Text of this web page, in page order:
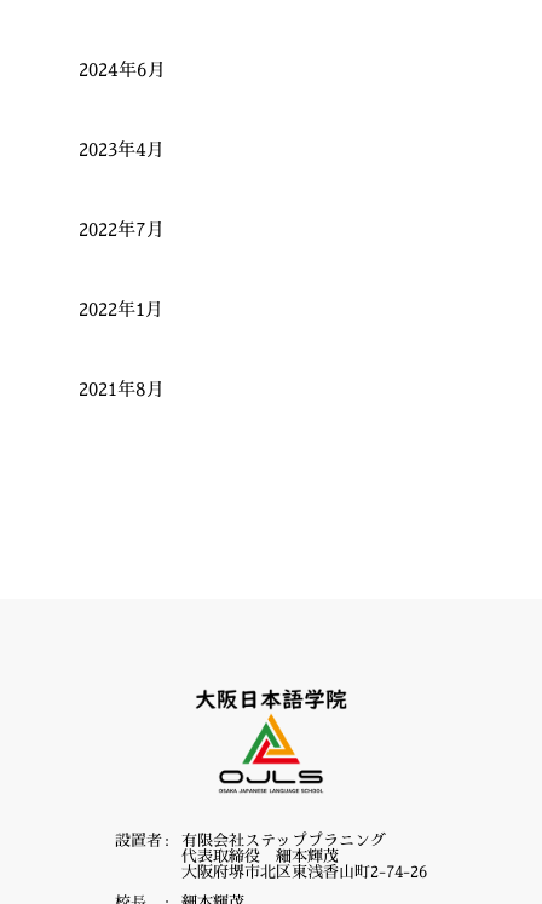
2024年6月
2023年4月
2022年7月
2022年1月
2021年8月
設置者
有限会社ステッププラニング
代表取締役 細本輝茂
大阪府堺市北区東浅香山町2-74-26